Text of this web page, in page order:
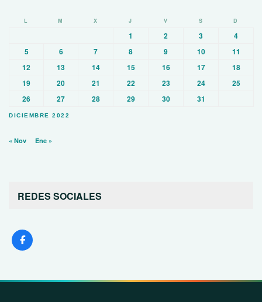
DICIEMBRE 2022
L M X J V S D
1 2 3
4
5
6 7 8 9 10
11
12
13 14 15 16 17
18
19
20 21 22 23 24
25
26
27 28 29 30 31
« Nov Ene »
REDES SOCIALES